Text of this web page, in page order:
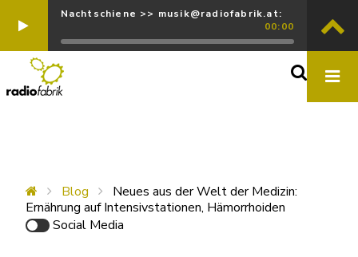
Nachtschiene >> musik@radiofabrik.at:
00:00
Blog
Neues aus der Welt der Medizin:
Ernährung auf Intensivstationen, Hämorrhoiden
Social Media